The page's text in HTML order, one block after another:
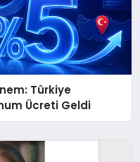
Türkiye
Ücreti Geldi